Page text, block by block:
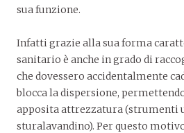
sua funzione.
Infatti grazie alla sua forma
sanitario è anche in grado di
che dovessero accidentalmente
blocca la dispersione,
apposita attrezzatura (strumenti
sturalavandino). Per questo